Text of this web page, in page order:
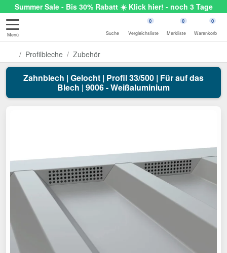
Summer Sale - Bis 30% Rabatt ☀️ Klick hier! - noch 3 Tage
Menü Suche
0
Vergleichsliste
0
Merkliste
0
Warenkorb
Profilbleche Zubehör
Zahnblech | Gelocht | Profil 33/500 | Für auf das
Blech | 9006 - Weißaluminium